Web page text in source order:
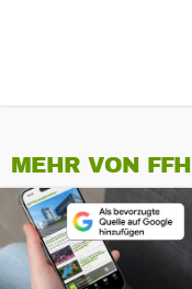
MEHR VON FFH